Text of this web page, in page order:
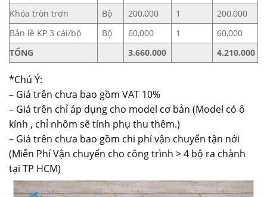
Khóa tròn trơn Bộ 200,000 1
200,000
Bản lề KP 3 cái/bộ
Bộ 60,000 1
60,000
TỔNG
3.660.000 4.210.000
*Chú Ý:
– Giá trên chưa bao gồm VAT 10%
– Giá trên chỉ áp dụng cho model cơ bản (Model có ô
kính , chỉ nhôm sẽ tính phụ thu thêm.)
– Giá trên chưa bao gồm chi phí vận chuyển tận nới
(Miễn Phí Vận chuyển cho công trình > 4 bộ ra chành
tại TP HCM)